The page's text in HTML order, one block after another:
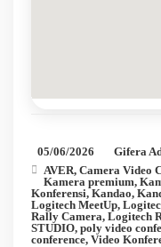
05/06/2026
Gifera
AVER, Camera Video
Kamera premium,
Konferensi,Kandao,
Logitech MeetUp,
Rally Camera, Logitech
STUDIO, poly video
conference, Video